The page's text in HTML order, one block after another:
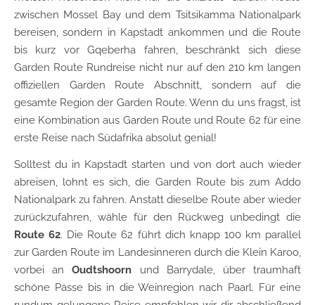
zwischen Mossel Bay und dem Tsitsikamma Nationalpark
bereisen, sondern in Kapstadt ankommen und die Route
bis kurz vor Gqeberha fahren, beschränkt sich diese
Garden Route Rundreise nicht nur auf den 210 km langen
offiziellen Garden Route Abschnitt, sondern auf die
gesamte Region der Garden Route. Wenn du uns fragst, ist
eine Kombination aus Garden Route und Route 62 für eine
erste Reise nach Südafrika absolut genial!
Solltest du in Kapstadt starten und von dort auch wieder
abreisen, lohnt es sich, die Garden Route bis zum Addo
Nationalpark zu fahren. Anstatt dieselbe Route aber wieder
zurückzufahren, wähle für den Rückweg unbedingt die
Route 62. Die Route 62 führt dich knapp 100 km parallel
zur Garden Route im Landesinneren durch die Klein Karoo,
vorbei anOudtshoorn und Barrydale, über traumhaft
schöne Pässe bis in die Weinregion nach Paarl. Für eine